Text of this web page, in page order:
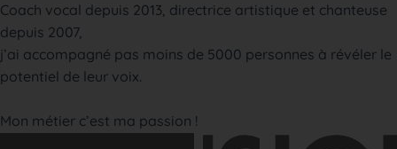
Coach vocal depuis 2013, directrice artistique et chanteuse
depuis 2007,
j’ai accompagné pas moins de 5000 personnes à révéler le
potentiel de leur voix.
Mon métier c’est ma passion !